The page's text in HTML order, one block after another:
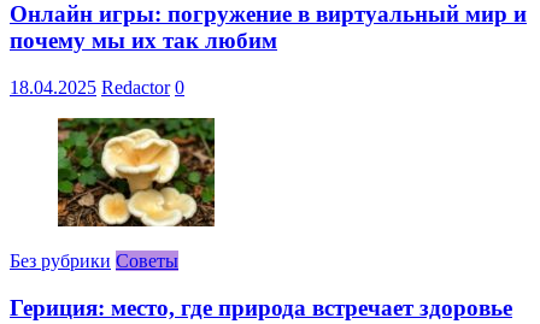
Онлайн игры: погружение в виртуальный мир и
почему мы их так любим
18.04.2025 Redactor 0
Без рубрики Советы
Гериция: место, где природа встречает здоровье